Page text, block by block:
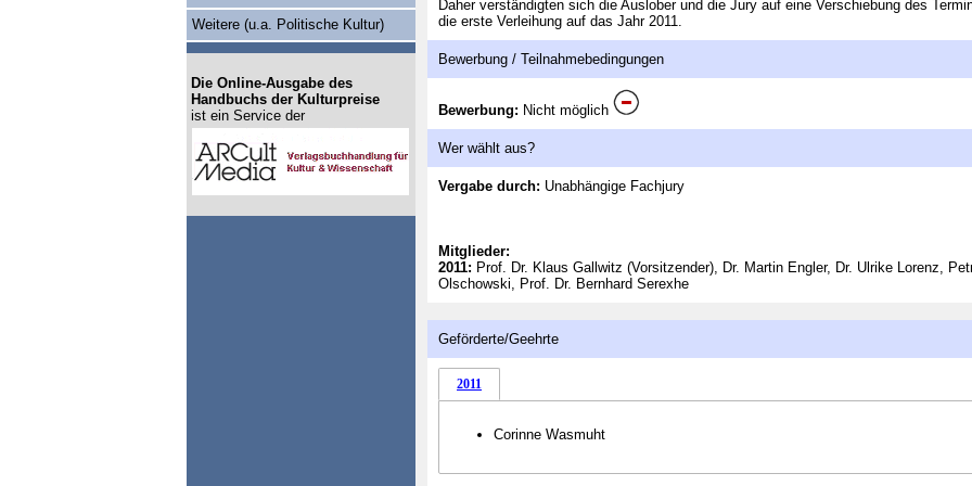
Daher verständigten sich die Auslober und die Jury auf eine Verschiebung des
die erste Verleihung auf das Jahr 2011.
Bewerbung / Teilnahmebedingungen
Bewerbung: Nicht möglich
Wer wählt aus?
Vergabe durch: Unabhängige Fachjury
Mitglieder:
2011: Prof. Dr. Klaus Gallwitz (Vorsitzender), Dr. Martin Engler, Dr. Ulrike Lorenz,
Olschowski, Prof. Dr. Bernhard Serexhe
Geförderte/Geehrte
2011
Corinne Wasmuht
Weitere (u.a. Politische Kultur)
Die Online-Ausgabe des
Handbuchs der Kulturpreise
ist ein Service der